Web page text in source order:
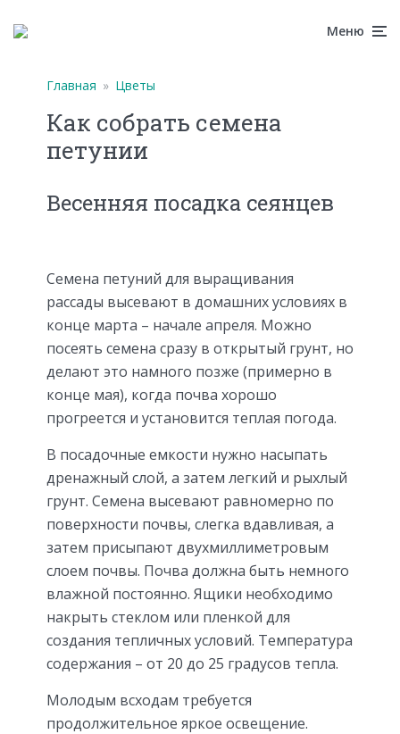
Меню
Главная » Цветы
Как собрать семена
петунии
Весенняя посадка сеянцев
Семена петуний для выращивания
рассады высевают в домашних условиях в
конце марта – начале апреля. Можно
посеять семена сразу в открытый грунт, но
делают это намного позже (примерно в
конце мая), когда почва хорошо
прогреется и установится теплая погода.
В посадочные емкости нужно насыпать
дренажный слой, а затем легкий и рыхлый
грунт. Семена высевают равномерно по
поверхности почвы, слегка вдавливая, а
затем присыпают двухмиллиметровым
слоем почвы. Почва должна быть немного
влажной постоянно. Ящики необходимо
накрыть стеклом или пленкой для
создания тепличных условий. Температура
содержания – от 20 до 25 градусов тепла.
Молодым всходам требуется
продолжительное яркое освещение.